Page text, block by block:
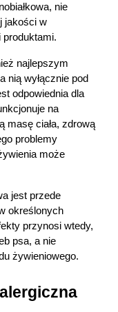
nie
jakości w
produktami.
najlepszym
nią wyłącznie pod
odpowiednia dla
na
masę ciała, zdrową
problemy
może
jest przede
określonych
przynosi wtedy,
psa, a nie
żywieniowego.